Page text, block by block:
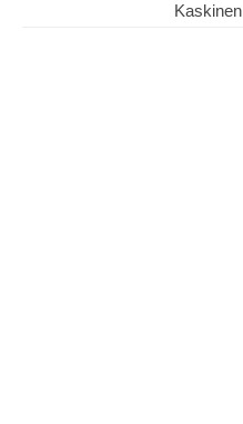
Kaskinen